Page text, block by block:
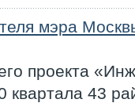
мэра
проекта
квартала 43